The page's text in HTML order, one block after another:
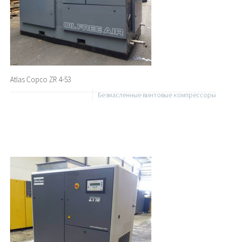
Atlas Copco ZR 4-53
Безмасленные винтовые компрессоры